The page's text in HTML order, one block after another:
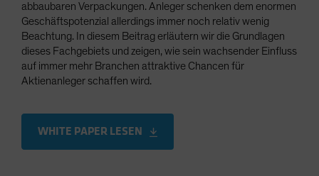
Taiwan - 台灣
UK
United States (US Citizens)
US (Non-US Citizens/NRC)
abbaubaren Verpackungen. Anleger schenken dem enormen
Geschäftspotenzial allerdings immer noch relativ wenig
Beachtung. In diesem Beitrag erläutern wir die Grundlagen
dieses Fachgebiets und zeigen, wie sein wachsender Einfluss
auf immer mehr Branchen attraktive Chancen für
Aktienanleger schaffen wird.
WHITE PAPER LESEN